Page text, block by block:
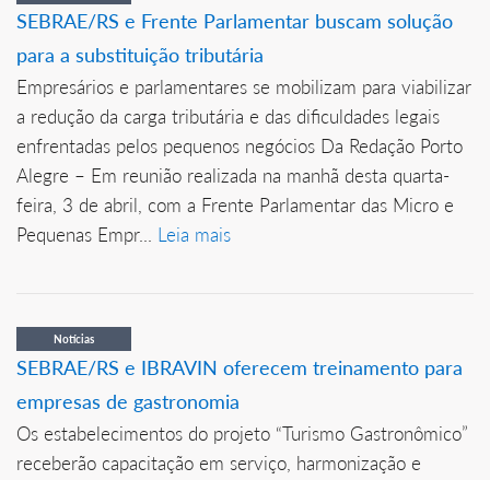
SEBRAE/RS e Frente Parlamentar buscam solução
para a substituição tributária
Empresários e parlamentares se mobilizam para viabilizar
a redução da carga tributária e das dificuldades legais
enfrentadas pelos pequenos negócios Da Redação Porto
Alegre – Em reunião realizada na manhã desta quarta-
feira, 3 de abril, com a Frente Parlamentar das Micro e
Pequenas Empr... Leia mais
Notícias
SEBRAE/RS e IBRAVIN oferecem treinamento para
empresas de gastronomia
Os estabelecimentos do projeto “Turismo Gastronômico”
receberão capacitação em serviço, harmonização e